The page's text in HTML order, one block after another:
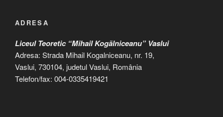
ADRESA
Liceul Teoretic “Mihail Kogãlniceanu” Vaslui
Adresa: Strada Mihail Kogalniceanu, nr. 19,
Vaslui, 730104, judetul Vaslui, România
Telefon/fax: 004-0335419421